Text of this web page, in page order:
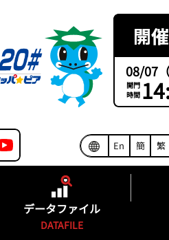
08/07（
開門
時間
En 簡 繁
データファイル
DATAFILE